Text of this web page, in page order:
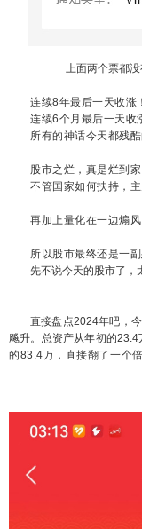
上面两个票都没
连续8年最后一天收涨！
连续6个月最后一天收
所有的神话今天都残酷
股市之烂，真是烂到家
不管国家如何扶持，
再加上量化在一边煽
所以股市最终还是一副
先不说今天的股市了，
直接盘点2024年吧，
飚升。总资产从年初的
的83.4万，直接翻了一个倍